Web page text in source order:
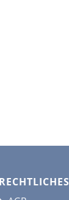
RECHTLICHES